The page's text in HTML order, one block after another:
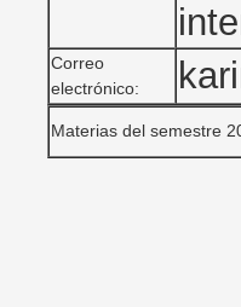
Correo
electrónico:
Materias del semestre